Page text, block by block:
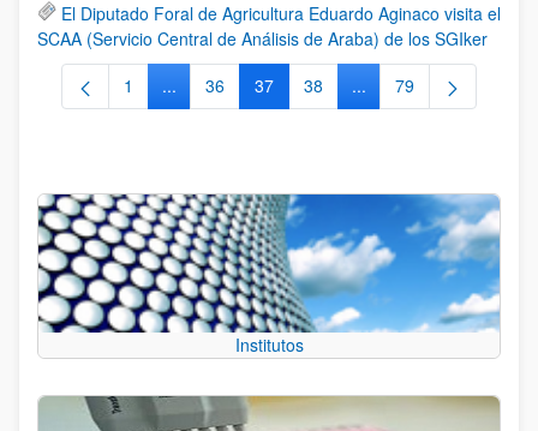
El Diputado Foral de Agricultura Eduardo Aginaco visita el
SCAA (Servicio Central de Análisis de Araba) de los SGIker
Página
1 ...Páginas intermedias Use TAB para desplazarse.
Página
36 Página
37 Página
38 ...Páginas intermedias
Página
79
Institutos